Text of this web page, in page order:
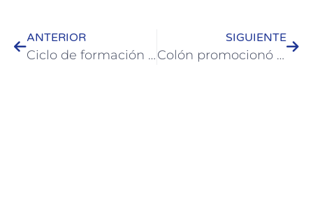
ANTERIOR
Ciclo de formación integral para prestadores turísticos en Colón
SIGUIENTE
Colón promocionó su destino en Córdoba: alcance masivo en vía pública, mercado de viajes y Workshop ACAV